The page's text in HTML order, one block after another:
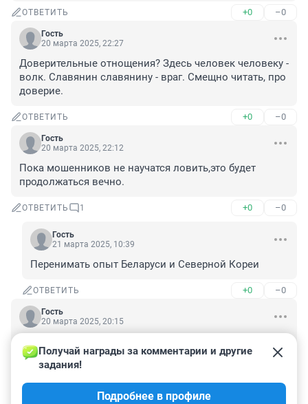
ОТВЕТИТЬ +0 –0
Гость
20 марта 2025, 22:27
Доверительные отнощения? Здесь человек человеку -
волк. Славянин славянину - враг. Смещно читать, про
доверие.
ОТВЕТИТЬ +0 –0
Гость
20 марта 2025, 22:12
Пока мошенников не научатся ловить,это будет
продолжаться вечно.
ОТВЕТИТЬ 1 +0 –0
Гость
21 марта 2025, 10:39
Перенимать опыт Беларуси и Северной Кореи
ОТВЕТИТЬ +0 –0
Гость
20 марта 2025, 20:15
капитанских погонах и со всеми льготами сотрудника
МВД, при этом к оперативной работе никакого
отношения не имеет. Дискриминация мужчин в
России полным ходом.
Получай награды за комментарии и другие
задания!
Подробнее в профиле